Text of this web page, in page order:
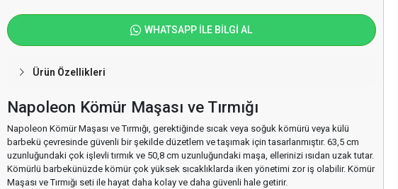
WHATSAPP İLE BİLGİ AL
Ürün Özellikleri
Napoleon Kömür Maşası ve Tırmığı
Napoleon Kömür Maşası ve Tırmığı, gerektiğinde sıcak veya soğuk kömürü veya külü
barbekü çevresinde güvenli bir şekilde düzetlem ve taşımak için tasarlanmıştır. 63,5 cm
uzunluğundaki çok işlevli tırmık ve 50,8 cm uzunluğundaki maşa, ellerinizi ısıdan uzak tutar.
Kömürlü barbekünüzde kömür çok yüksek sıcaklıklarda iken yönetimi zor iş olabilir. Kömür
Maşası ve Tırmığı seti ile hayat daha kolay ve daha güvenli hale getirir.